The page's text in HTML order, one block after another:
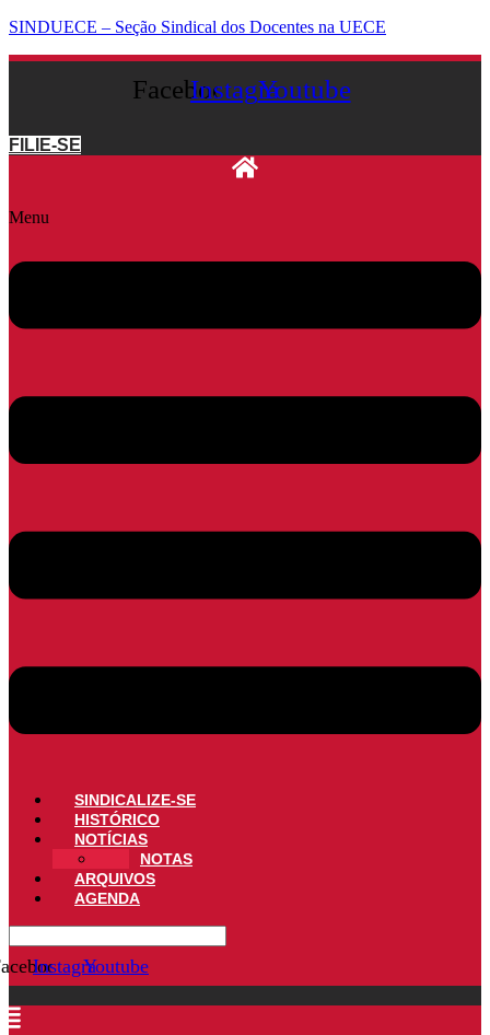
SINDUECE – Seção Sindical dos Docentes na UECE
FacebookInstagramYoutube
FILIE-SE
Menu
SINDICALIZE-SE
HISTÓRICO
NOTÍCIAS
NOTAS
ARQUIVOS
AGENDA
InstagramYoutube